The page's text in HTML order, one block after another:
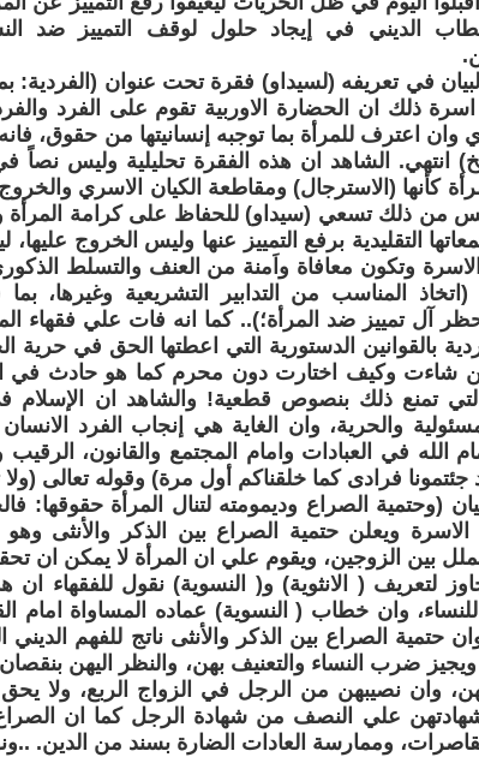
الديني في إيجاد حلول لوقف التمييز ضد
في تعريفه (لسيداو) فقرة تحت عنوان (الفردية:
ذلك ان الحضارة الاوربية تقوم على الفرد
وان اعترف للمرأة بما توجبه إنسانيتها من حقوق،
انتهي. الشاهد ان هذه الفقرة تحليلية وليس نصاً في
كأنها (الاسترجال) ومقاطعة الكيان الاسري
من ذلك تسعي (سيداو) للحفاظ على كرامة المرأة
التقليدية برفع التمييز عنها وليس الخروج عليها،
وتكون معافاة واَمنة من العنف والتسلط
(2) (اتخاذ المناسب من التدابير التشريعية
آل تمييز ضد المرأة؛).. كما انه فات علي فقهاء
بالقوانين الدستورية التي اعطتها الحق في حرية
شاءت وكيف اختارت دون محرم كما هو حادث في
التي تمنع ذلك بنصوص قطعية! والشاهد ان
والحرية، وان الغاية هي إنجاب الفرد
الله في العبادات وامام المجتمع والقانون،
جئتمونا فرادى كما خلقناكم أول مرة) وقوله تعالى
(وحتمية الصراع وديمومته لتنال المرأة حقوقها:
الاسرة ويعلن حتمية الصراع بين الذكر والأنثى
بين الزوجين، ويقوم علي ان المرأة لا يمكن ان
لتعريف ( الانثوية) و( النسوية) نقول للفقهاء ان
للنساء، وان خطاب ( النسوية) عماده المساواة
حتمية الصراع بين الذكر والأنثى ناتج للفهم الديني
ضرب النساء والتعنيف بهن، والنظر اليهن بنقصان
وان نصيبهن من الرجل في الزواج الربع، ولا
علي النصف من شهادة الرجل كما ان
وممارسة العادات الضارة بسند من الدين.